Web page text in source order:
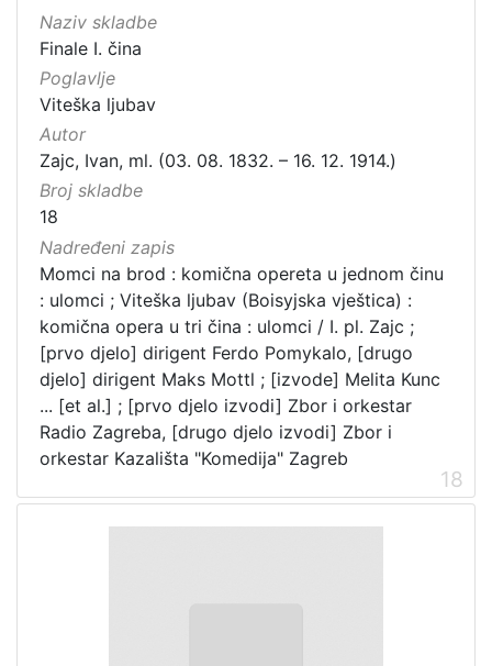
Naziv skladbe
Finale I. čina
Poglavlje
Viteška ljubav
Autor
Zajc, Ivan, ml. (03. 08. 1832. – 16. 12. 1914.)
Broj skladbe
18
Nadređeni zapis
Momci na brod : komična opereta u jednom činu
: ulomci ; Viteška ljubav (Boisyjska vještica) :
komična opera u tri čina : ulomci / I. pl. Zajc ;
[prvo djelo] dirigent Ferdo Pomykalo, [drugo
djelo] dirigent Maks Mottl ; [izvode] Melita Kunc
... [et al.] ; [prvo djelo izvodi] Zbor i orkestar
Radio Zagreba, [drugo djelo izvodi] Zbor i
orkestar Kazališta "Komedija" Zagreb
18